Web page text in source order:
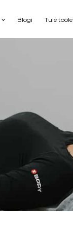
Blogi Tule tööle